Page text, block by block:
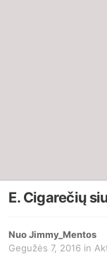
E. Cigarečių
NuoJimmy_Mentos
Gegužės 7, 2016 in